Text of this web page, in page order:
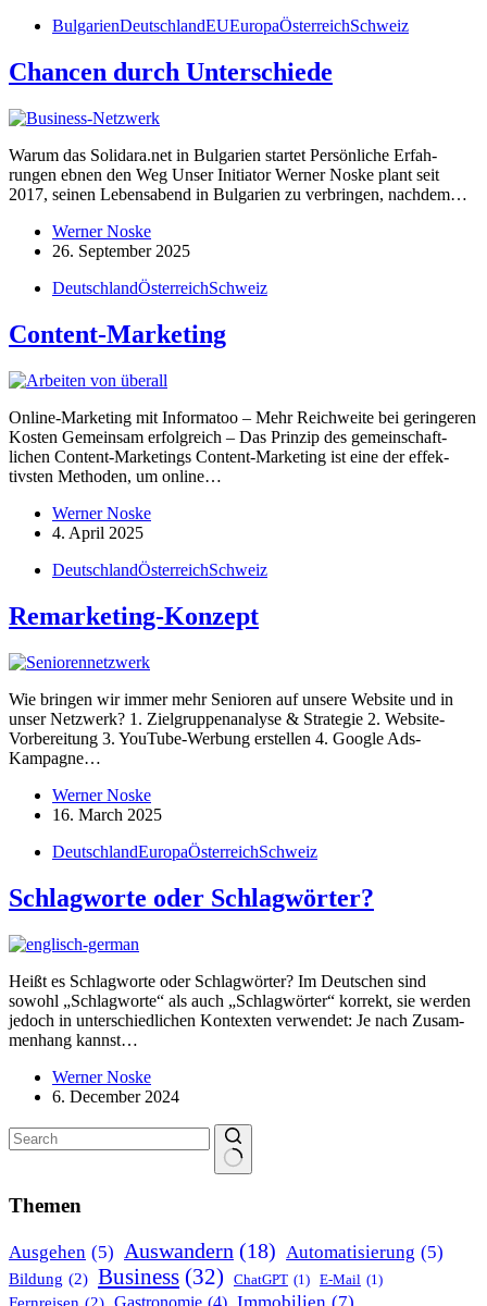
BulgarienDeutschlandEUEuropaÖsterreichSchweiz
Chancen durch Unter­schiede
Warum das Solidara.net in Bulgarien startet Persön­liche Erfah­
rungen ebnen den Weg Unser Initiator Werner Noske plant seit
2017, seinen Lebens­abend in Bulgarien zu verbringen, nachdem…
Werner Noske
26. September 2025
DeutschlandÖsterreichSchweiz
Content-Marketing
Online-Marketing mit Infor­matoo – Mehr Reich­weite bei gerin­geren
Kosten Gemeinsam erfolg­reich – Das Prinzip des gemein­schaft­
lichen Content-Marke­­tings Content-Marketing ist eine der effek­
tivsten Methoden, um online…
Werner Noske
4. April 2025
DeutschlandÖsterreichSchweiz
Remar­keting-Konzept
Wie bringen wir immer mehr Senioren auf unsere Website und in
unser Netzwerk? 1. Zielgrup­pen­analyse & Strategie 2. Website-
Vorbe­­reitung 3. YouTube-Werbung erstellen 4. Google Ads-
Kampagne…
Werner Noske
16. March 2025
DeutschlandEuropaÖsterreichSchweiz
Schlag­worte oder Schlag­wörter?
Heißt es Schlag­worte oder Schlag­wörter? Im Deutschen sind
sowohl „Schlag­worte“ als auch „Schlag­wörter“ korrekt, sie werden
jedoch in unter­schied­lichen Kontexten verwendet: Je nach Zusam­
menhang kannst…
Werner Noske
6. December 2024
results
Themen
Ausgehen (5) Auswandern (18) Automatisierung (5)
Bildung (2) Business (32) ChatGPT (1) E-Mail (1)
Gastronomie (4)